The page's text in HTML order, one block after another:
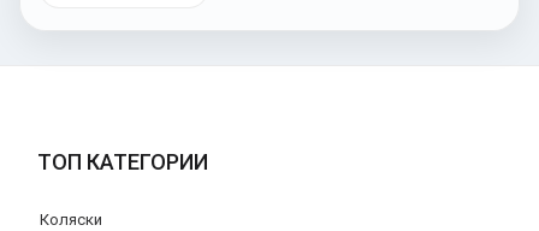
ТОП КАТЕГОРИИ
Коляски